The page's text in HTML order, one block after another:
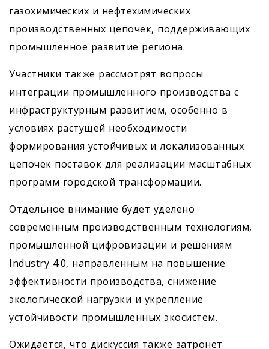
газохимических и нефтехимических
производственных цепочек, поддерживающих
промышленное развитие региона.
Участники также рассмотрят вопросы
интеграции промышленного производства с
инфраструктурным развитием, особенно в
условиях растущей необходимости
формирования устойчивых и локализованных
цепочек поставок для реализации масштабных
программ городской трансформации.
Отдельное внимание будет уделено
современным производственным технологиям,
промышленной цифровизации и решениям
Industry 4.0, направленным на повышение
эффективности производства, снижение
экологической нагрузки и укрепление
устойчивости промышленных экосистем.
Ожидается, что дискуссия также затронет